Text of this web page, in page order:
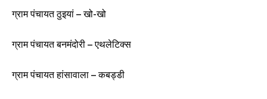
ग्राम पंचायत ठुइयां – खो-खो
ग्राम पंचायत बनमंदोरी – एथलेटिक्स
ग्राम पंचायत हांसावाला – कबड्डी